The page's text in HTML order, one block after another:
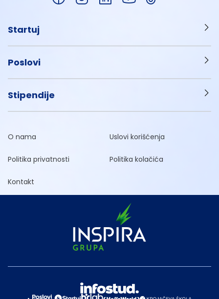
Startuj
Poslovi
Stipendije
O nama Uslovi korišćenja
Politika privatnosti Politika kolačića
Kontakt